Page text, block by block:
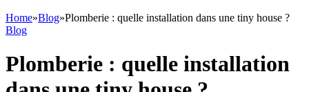
Home»Blog»Plomberie : quelle installation dans une tiny house ?
Blog
Plomberie : quelle installation